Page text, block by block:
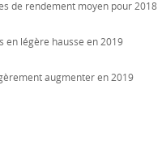
de rendement moyen pour 2018
en légère hausse en 2019
augmenter en 2019